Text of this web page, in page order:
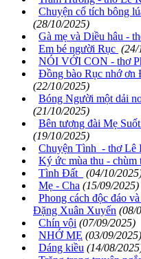
Chuyện cổ tích bông
(28/10/2025)
Gà mẹ và Diều hâu -
Em bé người Rục (24/
NÓI VỚI CON - thơ
Đồng bào Rục nhớ ơn
(22/10/2025)
Bóng Người một dải
(21/10/2025)
Bên tượng đài Mẹ
(19/10/2025)
Chuyện Tình - thơ Lê
Ký ức mùa thu -
Tình Đất
(04/10/
Mẹ - Cha (15/09/2025)
Phong cách độc đáo
Đặng Xuân Xuyến (08/
Chín vội (07/09/2025)
NHỚ MẸ (03/09/2025)
Dáng kiều (14/08/